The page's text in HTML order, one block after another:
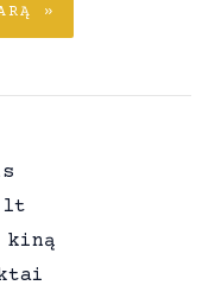
kiną